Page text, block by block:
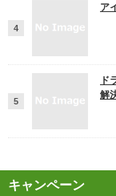
ア
ド
解
キャンペーン